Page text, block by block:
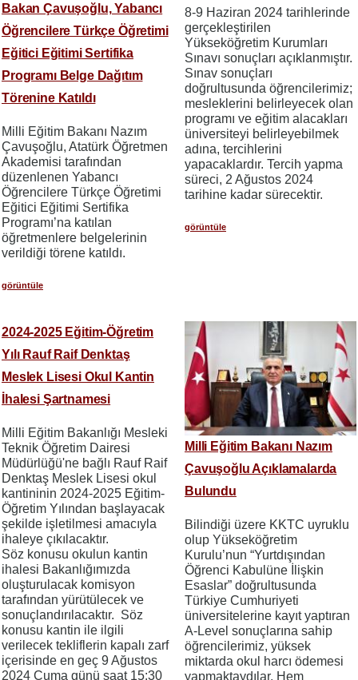
Bakan Çavuşoğlu, Yabancı
Öğrencilere Türkçe Öğretimi
Eğitici Eğitimi Sertifika
Programı Belge Dağıtım
Törenine Katıldı
Milli Eğitim Bakanı Nazım
Çavuşoğlu, Atatürk Öğretmen
Akademisi tarafından
düzenlenen Yabancı
Öğrencilere Türkçe Öğretimi
Eğitici Eğitimi Sertifika
Programı’na katılan
öğretmenlere belgelerinin
verildiği törene katıldı.
görüntüle
8-9 Haziran 2024 tarihlerinde
gerçekleştirilen
Yükseköğretim Kurumları
Sınavı sonuçları açıklanmıştır.
Sınav sonuçları
doğrultusunda öğrencilerimiz;
mesleklerini belirleyecek olan
programı ve eğitim alacakları
üniversiteyi belirleyebilmek
adına, tercihlerini
yapacaklardır. Tercih yapma
süreci, 2 Ağustos 2024
tarihine kadar sürecektir.
görüntüle
2024-2025 Eğitim-Öğretim
Yılı Rauf Raif Denktaş
Meslek Lisesi Okul Kantin
İhalesi Şartnamesi
Milli Eğitim Bakanlığı Mesleki
Teknik Öğretim Dairesi
Müdürlüğü'ne bağlı Rauf Raif
Denktaş Meslek Lisesi okul
kantininin 2024-2025 Eğitim-
Öğretim Yılından başlayacak
şekilde işletilmesi amacıyla
ihaleye çıkılacaktır.
Söz konusu okulun kantin
ihalesi Bakanlığımızda
oluşturulacak komisyon
tarafından yürütülecek ve
sonuçlandırılacaktır. Söz
konusu kantin ile ilgili
verilecek tekliflerin kapalı zarf
içerisinde en geç 9 Ağustos
2024 Cuma günü saat 15:30
Milli Eğitim Bakanı Nazım
Çavuşoğlu Açıklamalarda
Bulundu
Bilindiği üzere KKTC uyruklu
olup Yükseköğretim
Kurulu’nun “Yurtdışından
Öğrenci Kabulüne İlişkin
Esaslar” doğrultusunda
Türkiye Cumhuriyeti
üniversitelerine kayıt yaptıran
A-Level sonuçlarına sahip
öğrencilerimiz, yüksek
miktarda okul harcı ödemesi
yapmaktaydılar. Hem